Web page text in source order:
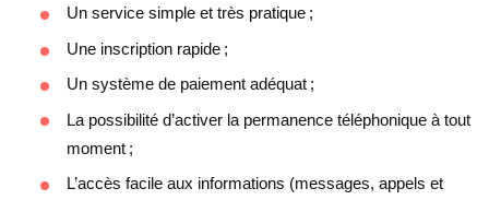
Un service simple et très pratique ;
Une inscription rapide ;
Un système de paiement adéquat ;
La possibilité d’activer la permanence téléphonique à tout
moment ;
L’accès facile aux informations (messages, appels et